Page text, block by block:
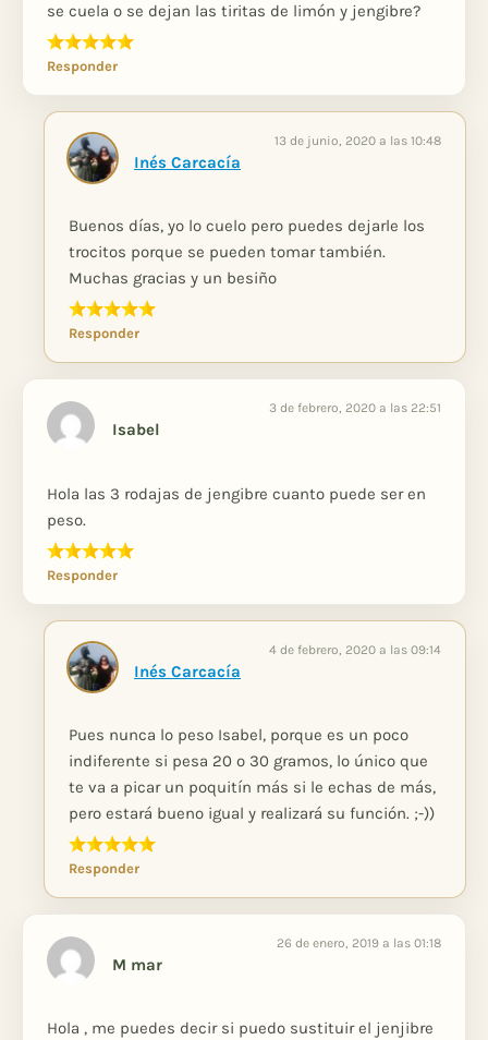
se cuela o se dejan las tiritas de limón y jengibre?
Responder
Inés Carcacía
13 de junio, 2020 a las 10:48
Buenos días, yo lo cuelo pero puedes dejarle los
trocitos porque se pueden tomar también.
Muchas gracias y un besiño
Responder
Isabel
3 de febrero, 2020 a las 22:51
Hola las 3 rodajas de jengibre cuanto puede ser en
peso.
Responder
Inés Carcacía
4 de febrero, 2020 a las 09:14
Pues nunca lo peso Isabel, porque es un poco
indiferente si pesa 20 o 30 gramos, lo único que
te va a picar un poquitín más si le echas de más,
pero estará bueno igual y realizará su función. ;-))
Responder
M mar
26 de enero, 2019 a las 01:18
Hola , me puedes decir si puedo sustituir el jenjibre